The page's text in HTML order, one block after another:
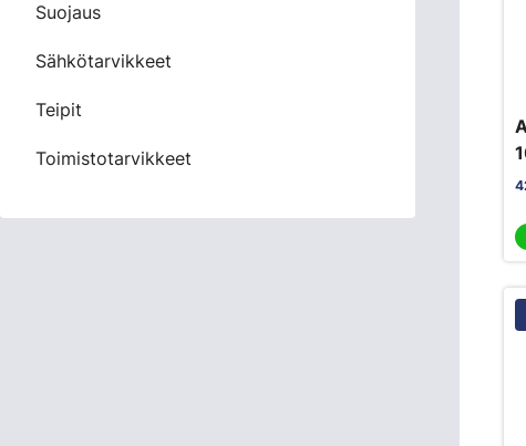
Suojaus
Sähkötarvikkeet
Teipit
Toimistotarvikkeet